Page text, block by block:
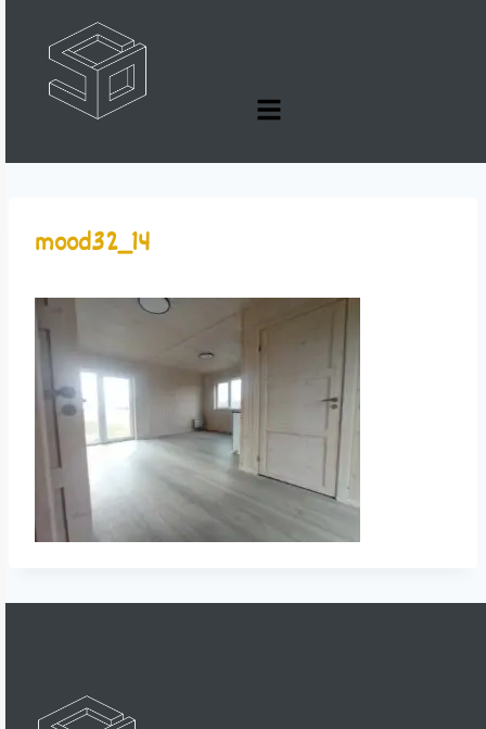
mood32_14